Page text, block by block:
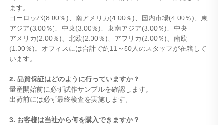
ます。
ヨーロッパ(8.00％)、南アメリカ(4.00％)、国内市場(4.00％)、東
アジア(3.00％)、中東(3.00％)、東南アジア(3.00％)、中央
アメリカ(2.00％)、北欧(2.00％)、アフリカ(2.00％)、南欧
(1.00％)。オフィスには合計で約11～50人のスタッフが在籍して
います。
2. 品質保証はどのように行っていますか？
量産開始前に必ず試作サンプルを確認します。
出荷前には必ず最終検査を実施します。
3. お客様は当社から何を購入できますか？